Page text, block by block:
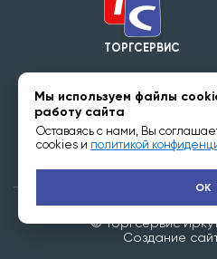
Консервация
Мед
Мясной гастроном
Рыбный гастроном
ТОРГСЕРВИС
Режим работы 09:00 -
© Торгсервис
Создание
Мы используем файлы
работу сайта
Оставаясь с нами, Вы
cookies и политикой
OK